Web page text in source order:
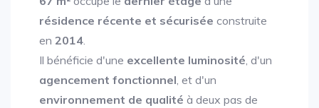
résidence récente et sécurisée construite
en 2014.
Il bénéficie d'une excellente luminosité, d'un
agencement fonctionnel, et d'un
environnement de qualité à deux pas de